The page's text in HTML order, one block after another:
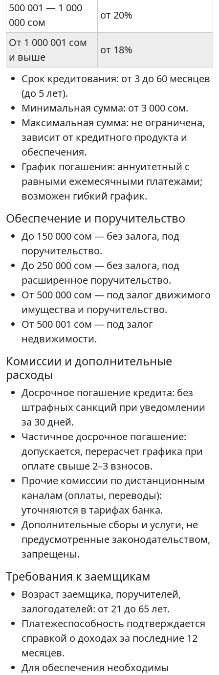
500 001 — 1 000
000 сом
от 20%
От 1 000 001 сом
и выше
от 18%
Срок кредитования: от 3 до 60 месяцев
(до 5 лет).
Минимальная сумма: от 3 000 сом.
Максимальная сумма: не ограничена,
зависит от кредитного продукта и
обеспечения.
График погашения: аннуитетный с
равными ежемесячными платежами;
возможен гибкий график.
Обеспечение и поручительство
До 150 000 сом — без залога, под
поручительство.
До 250 000 сом — без залога, под
расширенное поручительство.
От 500 000 сом — под залог движимого
имущества и поручительство.
От 500 001 сом — под залог
недвижимости.
Комиссии и дополнительные
расходы
Досрочное погашение кредита: без
штрафных санкций при уведомлении
за 30 дней.
Частичное досрочное погашение:
допускается, перерасчет графика при
оплате свыше 2–3 взносов.
Прочие комиссии по дистанционным
каналам (оплаты, переводы):
уточняются в тарифах банка.
Дополнительные сборы и услуги, не
предусмотренные законодательством,
запрещены.
Требования к заемщикам
Возраст заемщика, поручителей,
залогодателей: от 21 до 65 лет.
Платежеспособность подтверждается
справкой о доходах за последние 12
месяцев.
Для обеспечения необходимы